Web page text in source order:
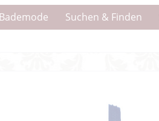
Bademode Suchen & Finden